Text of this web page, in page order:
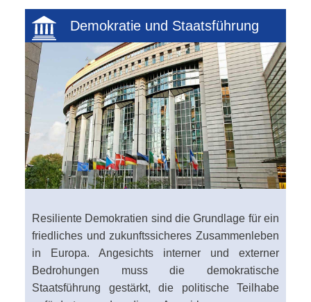
Demokratie und Staatsführung
Resiliente Demokratien sind die Grundlage für ein
friedliches und zukunftssicheres Zusammenleben
in Europa. Angesichts interner und externer
Bedrohungen muss die demokratische
Staatsführung gestärkt, die politische Teilhabe